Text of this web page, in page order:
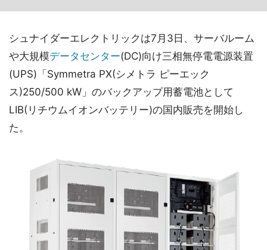
シュナイダーエレクトリックは7月3日、サーバルーム
や大規模データセンター(DC)向け三相無停電電源装置
(UPS)「Symmetra PX(シメトラ ピーエック
ス)250/500 kW」のバックアップ用蓄電池として
LIB(リチウムイオンバッテリー)の国内販売を開始し
た。